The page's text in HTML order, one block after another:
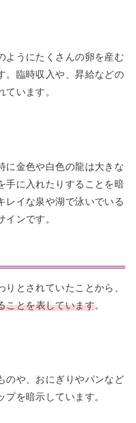
ようにたくさんの卵を産む
。臨時収入や、昇給などの
います。
に金色や白色の龍は大きな
手に入れたりすることを暗
レイな泉や湖で泳いでいる
ンです。
とされていたことから、
ことを表しています。
のや、おにぎりやパンなど
を暗示しています。